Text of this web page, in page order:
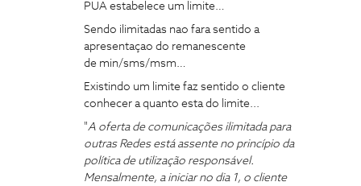
PUA estabelece um limite…
Sendo ilimitadas nao fara sentido a
apresentaçao do remanescente
de min/sms/msm…
Existindo um limite faz sentido o cliente
conhecer a quanto esta do limite...
"A oferta de comunicações ilimitada para
outras Redes está assente no princípio da
política de utilização responsável.
Mensalmente, a iniciar no dia 1, o cliente